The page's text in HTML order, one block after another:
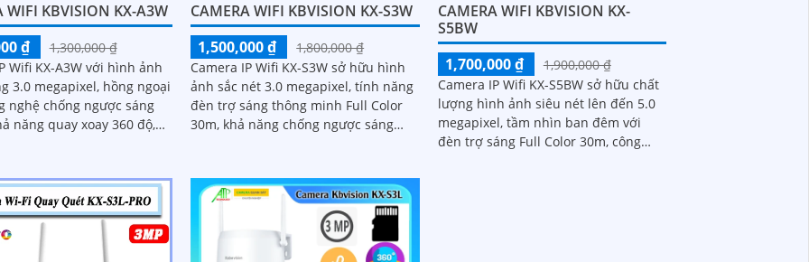
WIFI KBVISION KX-A3W
₫
1,300,000 ₫
Wifi KX-A3W với hình ảnh
3.0 megapixel, hồng ngoại
nghệ chống ngược sáng
năng quay xoay 360 độ,
CAMERA WIFI KBVISION KX-S3W
1,500,000 ₫
1,800,000 ₫
Camera IP Wifi KX-S3W sở hữu hình
ảnh sắc nét 3.0 megapixel, tính năng
đèn trợ sáng thông minh Full Color
30m, khả năng chống ngược sáng
CAMERA WIFI KBVISION KX-
S5BW
1,700,000 ₫
1,900,000 ₫
Camera IP Wifi KX-S5BW sở hữu chất
lượng hình ảnh siêu nét lên đến 5.0
megapixel, tầm nhìn ban đêm với
đèn trợ sáng Full Color 30m, công